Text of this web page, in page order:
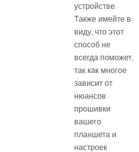
устройстве.
Также имейте в
виду, что этот
способ не
всегда поможет,
так как многое
зависит от
нюансов
прошивки
вашего
планшета и
настроек